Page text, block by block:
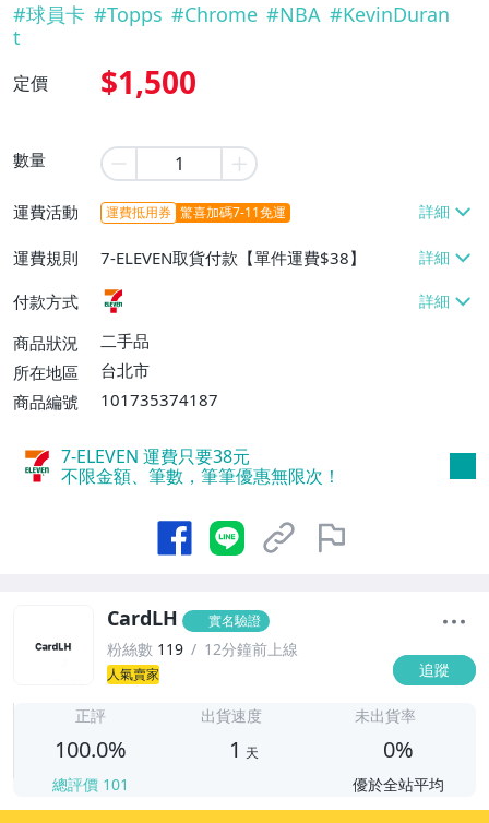
#球員卡 #Topps #Chrome #NBA #KevinDuran
t
定價 $1,500
數量
運費活動 運費抵用券 驚喜加碼7-11免運
運費規則
7-ELEVEN取貨付款【單件運費$38】
付款方式
商品狀況
二手品
所在地區
台北市
商品編號
101735374187
7-ELEVEN 運費只要38元
不限金額、筆數，筆筆優惠無限次！
CardLH 實名驗證
粉絲數 119 12分鐘前上線
人氣賣家 追蹤
正評
100.0%
總評價 101
出貨速度
1 天
未出貨率
0%
優於全站平均